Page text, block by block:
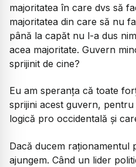
majoritatea în care dvs să
majoritatea din care să nu
până la capăt nu l-a dus
acea majoritate. Guvern
sprijinit de cine?
Eu am speranța că toate
sprijini acest guvern,
logică pro occidentală și
Dacă ducem raționamentul
ajungem. Când un lider